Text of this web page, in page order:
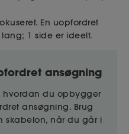
En uopfordret
1 side er ideelt.
ansøgning
hvordan du opbygger
ansøgning. Brug
skabelon, når du går i